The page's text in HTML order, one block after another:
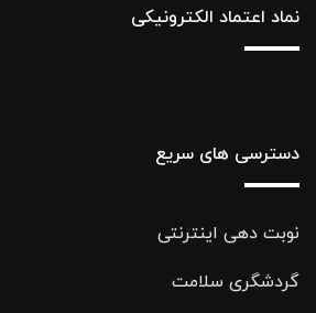
نماد اعتماد الکترونیکی
دسترسی های سریع
نوبت دهی اینترنتی
گردشگری سلامت